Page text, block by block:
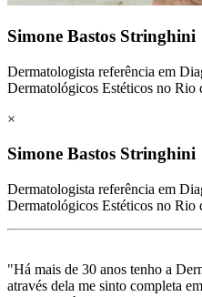
Simone Bastos Stringhini
Dermatologista referência em
Dermatológicos Estéticos no Rio
×
Simone Bastos Stringhini
Dermatologista referência em
Dermatológicos Estéticos no Rio
"Há mais de 30 anos tenho a
através dela me sinto completa